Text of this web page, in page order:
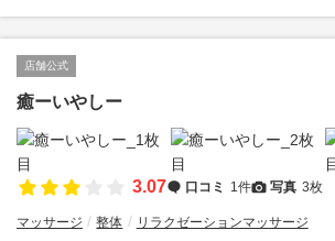
店舗公式
癒ーいやしー
3.07 口コミ 1件 写真 3枚
マッサージ 整体 リラクゼーションマッサージ